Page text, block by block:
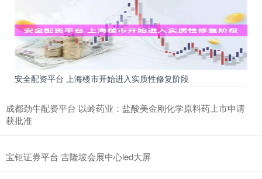
安全配资平台 上海楼市开始进入实质性修复阶段
成都劲牛配资平台 以岭药业：盐酸美金刚化学原料药上市申请
获批准
宝钜证券平台 吉隆坡会展中心led大屏